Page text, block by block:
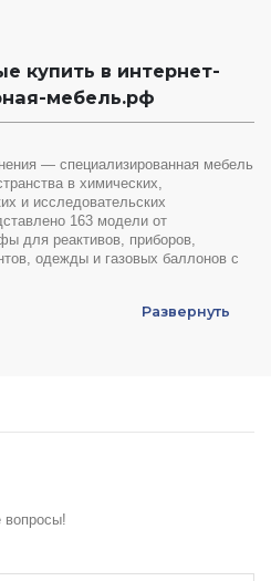
купить в интернет-
мебель.рф
— специализированная мебель
в химических,
и исследовательских
163 модели от
для реактивов, приборов,
одежды и газовых баллонов с
Развернуть
вопросы!